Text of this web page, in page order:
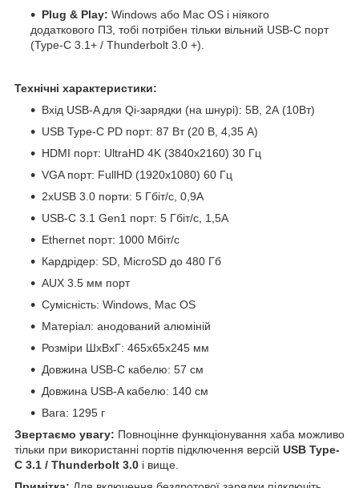
Plug & Play: Windows або Mac OS і ніякого
додаткового ПЗ, тобі потрібен тільки вільний USB-С порт
(Type-C 3.1+ / Thunderbolt 3.0 +).
Технічні характеристики:
Вхід USB-A для Qi-зарядки (на шнурі): 5В, 2А (10Вт)
USB Type-C PD порт: 87 Вт (20 В, 4,35 А)
HDMI порт: UltraHD 4K (3840x2160) 30 Гц
VGA порт: FullHD (1920x1080) 60 Гц
2xUSB 3.0 порти: 5 Гбіт/с, 0,9А
USB-C 3.1 Gen1 порт: 5 Гбіт/с, 1,5А
Ethernet порт: 1000 Мбіт/с
Кардрідер: SD, MicroSD до 480 Гб
AUX 3.5 мм порт
Сумісність: Windows, Mac OS
Матеріал: анодований алюміній
Розміри ШхВхГ: 465x65x245 мм
Довжина USB-C кабелю: 57 см
Довжина USB-A кабелю: 140 см
Вага: 1295 г
Звертаємо увагу: Повноцінне функціонування хаба можливо
тільки при використанні портів підключення версій USB Type-
C 3.1 / Thunderbolt 3.0 і вище.